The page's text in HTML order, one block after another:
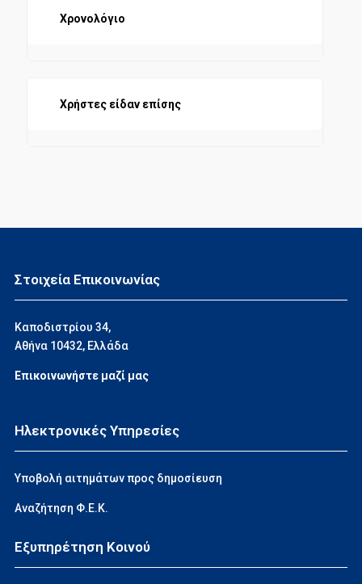
Χρονολόγιο
Χρήστες είδαν επίσης
Στοιχεία Επικοινωνίας
Καποδιστρίου 34,
Αθήνα 10432, Ελλάδα
Επικοινωνήστε μαζί μας
Ηλεκτρονικές Υπηρεσίες
Υποβολή αιτημάτων προς δημοσίευση
Αναζήτηση Φ.Ε.Κ.
Εξυπηρέτηση Κοινού